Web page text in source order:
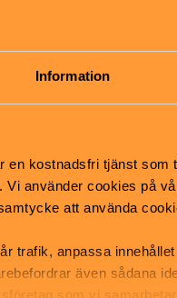
Information
en kostnadsfri tjänst
använder cookies på
att använda
trafik, anpassa
även sådana
som vi